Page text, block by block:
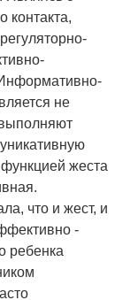
контакта,
не
жеста
что и жест, и
-
ребенка